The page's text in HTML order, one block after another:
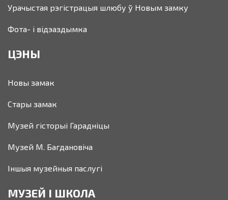
Урачыстая рэгістрацыя шлюбу ў Новым замку
Фота- і відэаздымка
ЦЭНЫ
Новы замак
Стары замак
Музей гісторыі Гарадніцы
Музей М. Багдановіча
Іншыя музейныя паслугі
МУЗЕЙ І ШКОЛА